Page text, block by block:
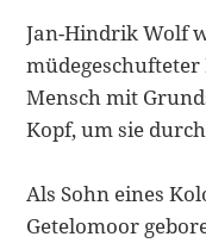
Jan-Hindrik Wolf
Mensch mit
Kopf, um sie
Als Sohn eines
Getelomoor